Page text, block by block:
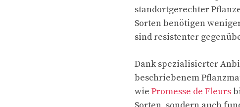
standortgerechter
Sorten benötigen
sind resistenter
Dank spezialisierter
beschriebenem
wie Promesse de Fleurs